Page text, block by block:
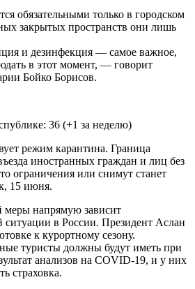
обязательными только в городском
закрытых пространств они лишь
и дезинфекция — самое важное,
в этот момент, — говорит
Бойко Борисов.
36 (+1 за неделю)
режим карантина. Граница
иностранных граждан и лиц без
ограничения или снимут станет
15 июня.
меры напрямую зависит
ситуации в России. Президент Аслан
к курортному сезону.
туристы должны будут иметь при
анализов на COVID-19, и у них
страховка.